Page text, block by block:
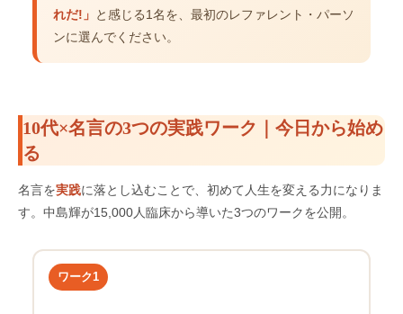
れだ!」 と感じる1名を、最初のレファレント・パーソ
ンに選んでください。
10代×名言の3つの実践ワーク｜今日から始め
る
名言を実践に落とし込むことで、初めて人生を変える力になりま
す。中島輝が15,000人臨床から導いた3つのワークを公開。
ワーク1